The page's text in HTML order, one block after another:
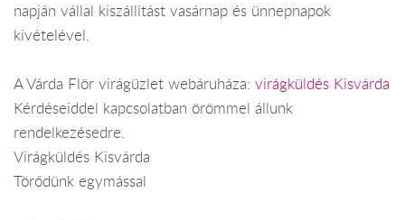
napján vállal kiszállítást vasárnap és ünnepnapok
kivételével.
A Várda Flör virágüzlet webáruháza: virágküldés Kisvárda
Kérdéseiddel kapcsolatban örömmel állunk
rendelkezésedre.
Virágküldés Kisvárda
Törődünk egymással